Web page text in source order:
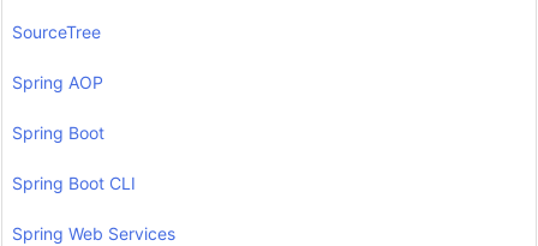
SourceTree
Spring AOP
Spring Boot
Spring Boot CLI
Spring Web Services